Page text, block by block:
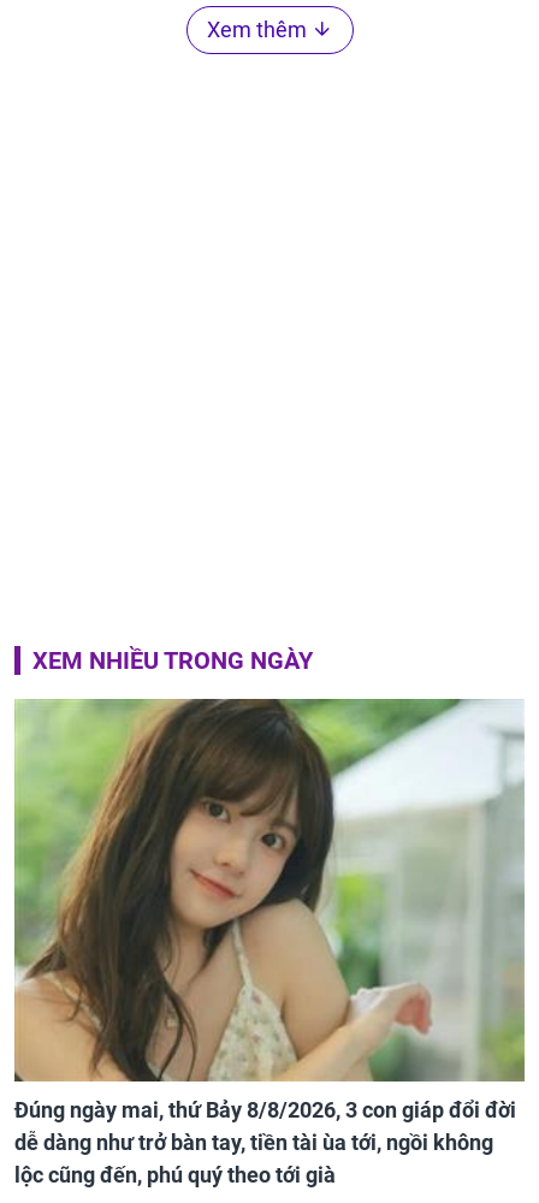
Xem thêm
XEM NHIỀU TRONG NGÀY
Đúng ngày mai, thứ Bảy 8/8/2026, 3 con giáp đổi đời
dễ dàng như trở bàn tay, tiền tài ùa tới, ngồi không
lộc cũng đến, phú quý theo tới già